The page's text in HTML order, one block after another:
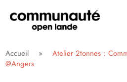
directement
contenu
Communauté Open
Accueil »
Atelier 2tonnes :
@Angers